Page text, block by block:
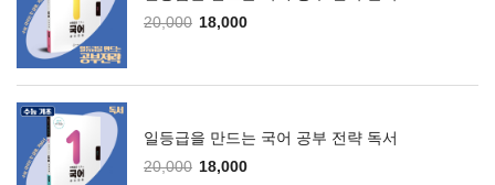
20,000 18,000
일등급을 만드는 국어 공부 전략 독서
20,000 18,000